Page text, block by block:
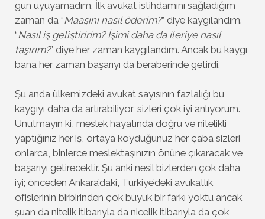
gün uyuyamadım. İlk avukat istihdamını sağladığım
zaman da “Maaşını nasıl öderim?” diye kaygılandım.
“Nasıl iş geliştiririm? İşimi daha da ileriye nasıl
taşırım?” diye her zaman kaygılandım. Ancak bu kaygı
bana her zaman başarıyı da beraberinde getirdi.
Şu anda ülkemizdeki avukat sayısının fazlalığı bu
kaygıyı daha da artırabiliyor, sizleri çok iyi anlıyorum.
Unutmayın ki, meslek hayatında doğru ve nitelikli
yaptığınız her iş, ortaya koyduğunuz her çaba sizleri
onlarca, binlerce meslektaşınızın önüne çıkaracak ve
başarıyı getirecektir. Şu anki nesil bizlerden çok daha
iyi; önceden Ankara’daki, Türkiye’deki avukatlık
ofislerinin birbirinden çok büyük bir farkı yoktu ancak
şuan da nitelik itibarıyla da nicelik itibarıyla da çok